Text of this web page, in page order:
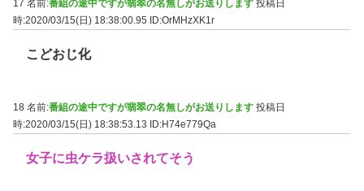
17 名前:番組の途中ですが翡翠の名無しがお送りします 投稿日
時:2020/03/15(日) 18:38:00.95 ID:OrMHzXK1r
こどおじ化
18 名前:番組の途中ですが翡翠の名無しがお送りします 投稿日
時:2020/03/15(日) 18:38:53.13
ID:H74e779Qa
女子に虫ケラ扱いされてそう